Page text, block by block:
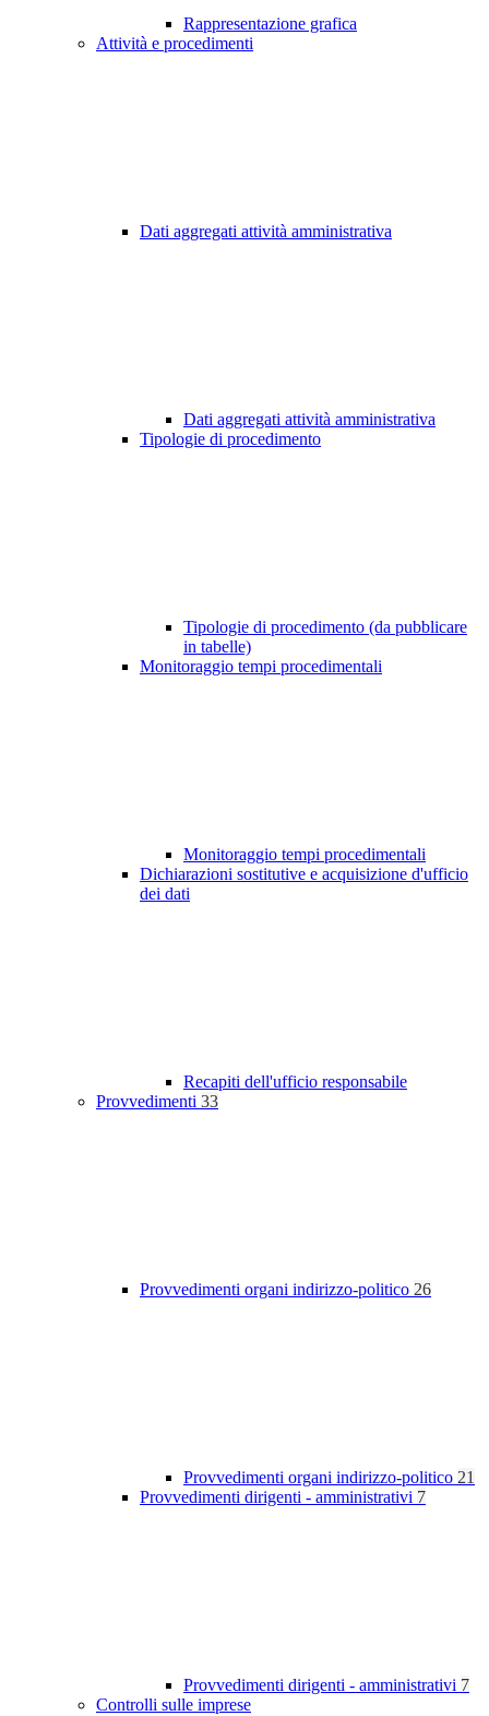
Rappresentazione grafica
Attività e procedimenti
Dati aggregati attività amministrativa
Dati aggregati attività amministrativa
Tipologie di procedimento
Tipologie di procedimento (da pubblicare
in tabelle)
Monitoraggio tempi procedimentali
Monitoraggio tempi procedimentali
Dichiarazioni sostitutive e acquisizione d'ufficio
dei dati
Recapiti dell'ufficio responsabile
Provvedimenti 33
Provvedimenti organi indirizzo-politico 26
Provvedimenti organi indirizzo-politico 21
Provvedimenti dirigenti - amministrativi 7
Provvedimenti dirigenti - amministrativi 7
Controlli sulle imprese